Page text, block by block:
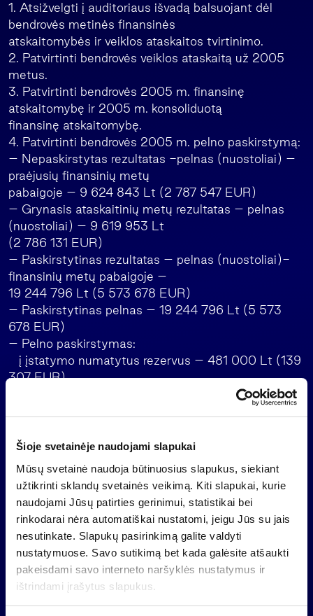
Šioje svetainėje naudojami slapukai
Mūsų svetainė naudoja būtinuosius slapukus, siekiant
užtikrinti sklandų svetainės veikimą. Kiti slapukai, kurie
naudojami Jūsų patirties gerinimui, statistikai bei
rinkodarai nėra automatiškai nustatomi, jeigu Jūs su jais
nesutinkate. Slapukų pasirinkimą galite valdyti
nustatymuose. Savo sutikimą bet kada galėsite atšaukti
pakeisdami savo interneto naršyklės nustatymus ir
ištrindami įrašytus slapukus.
1. Atsižvelgti į auditoriaus išvadą balsuojant dėl
bendrovės metinės finansinės
atskaitomybės ir veiklos ataskaitos tvirtinimo.
2. Patvirtinti bendrovės veiklos ataskaitą už 2005
metus.
3. Patvirtinti bendrovės 2005 m. finansinę
atskaitomybę ir 2005 m. konsoliduotą
finansinę atskaitomybę.
4. Patvirtinti bendrovės 2005 m. pelno paskirstymą:
– Nepaskirstytas rezultatas -pelnas (nuostoliai) –
praėjusių finansinių metų
pabaigoje – 9 624 843 Lt (2 787 547 EUR)
– Grynasis ataskaitinių metų rezultatas – pelnas
(nuostoliai) – 9 619 953 Lt
(2 786 131 EUR)
– Paskirstytinas rezultatas – pelnas (nuostoliai)-
finansinių metų pabaigoje –
19 244 796 Lt (5 573 678 EUR)
– Paskirstytinas pelnas – 19 244 796 Lt (5 573
678 EUR)
– Pelno paskirstymas:
į įstatymo numatytus rezervus – 481 000 Lt (139
307 EUR)
dividendai – 8 346 932 Lt (2 417 439 EUR)
– Nepaskirstytas rezultatas -pelnas (nuostoliai) –
pabaigoje – 10 416 864 Lt (3 016 932 EUR)
ir audito apmokėjimo nesvarstyti.
6. Vadovaujantis Lietuvos Respublikos akcinių
bendrovių įstatymo 63 straipsnio
1 dalimi, pritarti akcinės bendrovės „Invalda“ ir
uždarosios akcinės bendrovės
„Pozityvios investicijos“ reorganizavimui jungimo
būdu, prie akcinės bendrovės „Invalda“
prijungiant uždarąją akcinę bendrovę „Pozityvios